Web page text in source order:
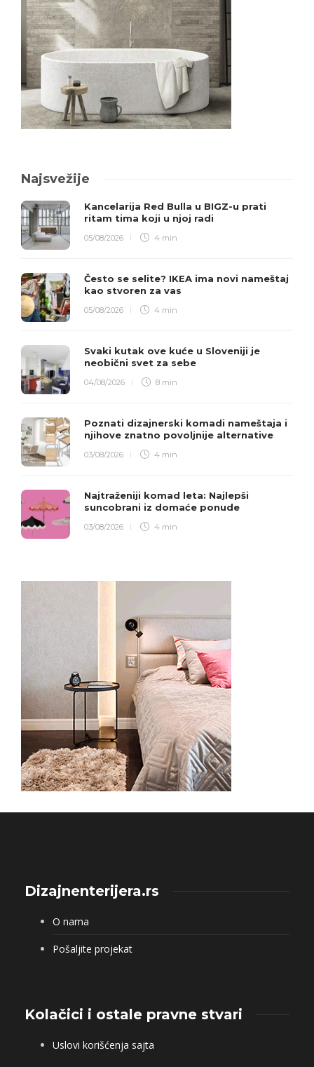
Najsvežije
Kancelarija Red Bulla u BIGZ-u prati
ritam tima koji u njoj radi
05/08/2026 4 min
Često se selite? IKEA ima novi nameštaj
kao stvoren za vas
05/08/2026 4 min
Svaki kutak ove kuće u Sloveniji je
neobični svet za sebe
04/08/2026 8 min
Poznati dizajnerski komadi nameštaja i
njihove znatno povoljnije alternative
03/08/2026 4 min
Najtraženiji komad leta: Najlepši
suncobrani iz domaće ponude
03/08/2026 4 min
Dizajnenterijera.rs
O nama
Pošaljite projekat
Kolačici i ostale pravne stvari
Uslovi korišćenja sajta